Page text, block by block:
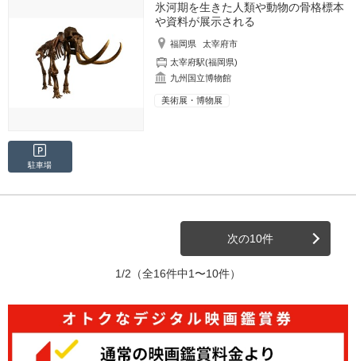
氷河期を生きた人類や動物の骨格標本
や資料が展示される
福岡県
太宰府市
太宰府駅(福岡県)
九州国立博物館
美術展・博物展
駐車場
次の10件
1/2 （全16件中1〜10件）